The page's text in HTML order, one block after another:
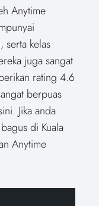
Anytime
serta kelas
juga sangat
rating 4.6
berpuas
Jika anda
di Kuala
Anytime